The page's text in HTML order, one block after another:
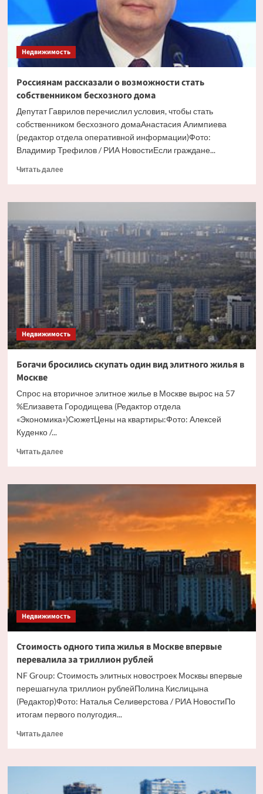
Недвижимость
Россиянам рассказали о возможности стать
собственником бесхозного дома
Депутат Гаврилов перечислил условия, чтобы стать
собственником бесхозного домаАнастасия Алимпиева
(редактор отдела оперативной информации)Фото:
Владимир Трефилов / РИА НовостиЕсли граждане...
Читать далееПрочитать
Россиянам
о
возможности
стать
собственником
бесхозного
дома
Недвижимость
Богачи бросились скупать один вид элитного жилья в
Москве
Спрос на вторичное элитное жилье в Москве вырос на 57
%Елизавета Городищева (Редактор отдела
«Экономика»)СюжетЦены на квартиры:Фото: Алексей
Куденко /...
Читать далееПрочитать
Богачи
бросились
скупать
элитного
жилья
в
Москве
Недвижимость
Стоимость одного типа жилья в Москве впервые
перевалила за триллион рублей
NF Group: Стоимость элитных новостроек Москвы впервые
перешагнула триллион рублейПолина Кислицына
(Редактор)Фото: Наталья Селиверстова / РИА НовостиПо
итогам первого полугодия...
Читать далееПрочитать
Стоимость
типа